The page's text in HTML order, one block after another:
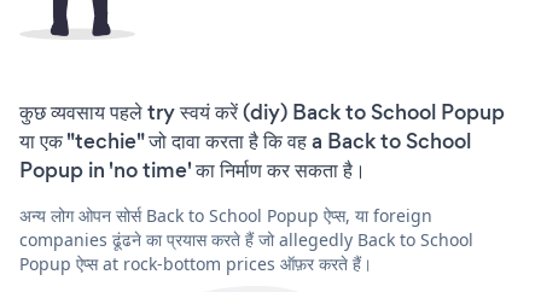
कुछ व्यवसाय पहले try स्वयं करें (diy) Back to School Popup
या एक "techie" जो दावा करता है कि वह a Back to School
Popup in 'no time' का निर्माण कर सकता है।
अन्य लोग ओपन सोर्स Back to School Popup ऐप्स, या foreign
companies ढूंढने का प्रयास करते हैं जो allegedly Back to School
Popup ऐप्स at rock-bottom prices ऑफ़र करते हैं।